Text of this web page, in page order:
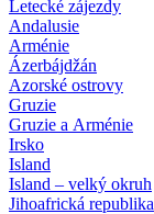
Letecké zájezdy
Andalusie
Arménie
Ázerbájdžán
Azorské ostrovy
Gruzie
Gruzie a Arménie
Irsko
Island
Island – velký okruh
Jihoafrická republika